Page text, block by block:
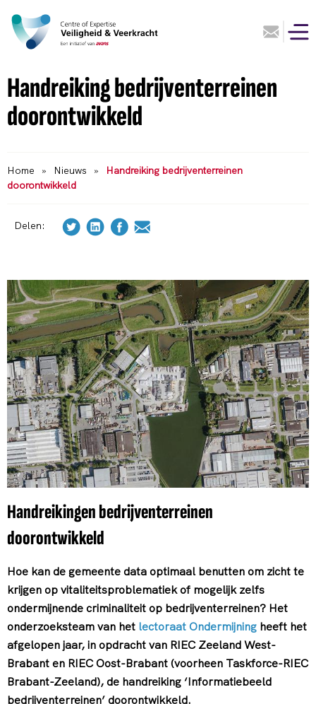
Handreiking bedrijventerreinen
doorontwikkeld
Home » Nieuws »
Handreiking bedrijventerreinen
doorontwikkeld
Delen:
Handreikingen bedrijventerreinen
doorontwikkeld
Hoe kan de gemeente data optimaal benutten om zicht te
krijgen op vitaliteitsproblematiek of mogelijk zelfs
ondermijnende criminaliteit op bedrijventerreinen? Het
onderzoeksteam van het lectoraat Ondermijning heeft het
afgelopen jaar, in opdracht van RIEC Zeeland West-
Brabant en RIEC Oost-Brabant (voorheen Taskforce-RIEC
Brabant-Zeeland), de handreiking ‘Informatiebeeld
bedrijventerreinen’ doorontwikkeld.